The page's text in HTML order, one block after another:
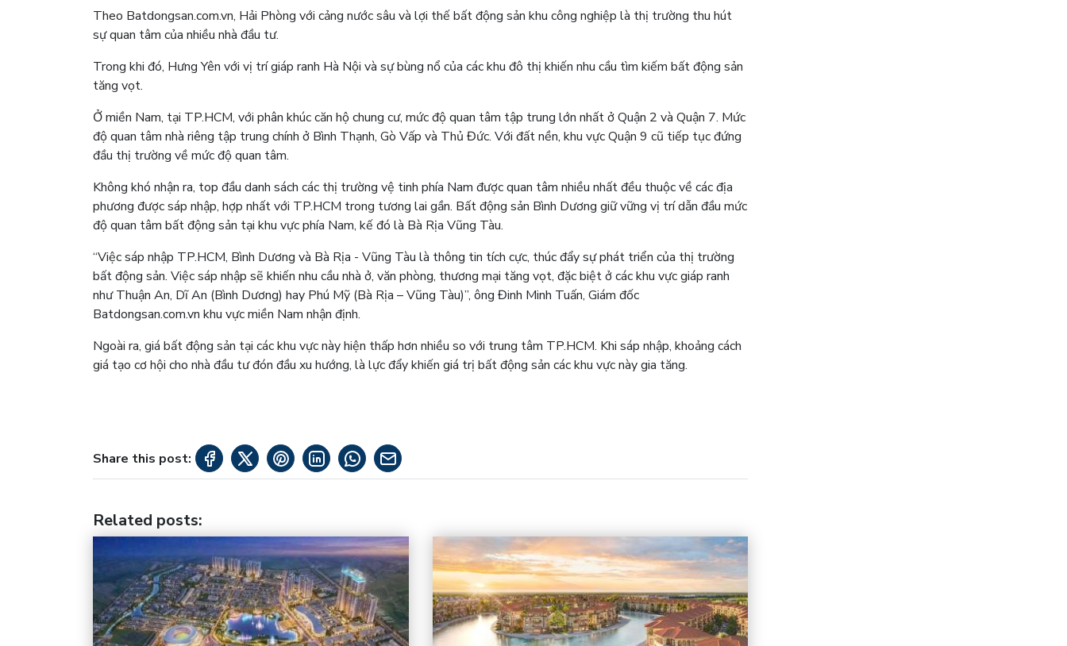
Theo Batdongsan.com.vn, Hải Phòng với cảng nước sâu và lợi thế bất động sản khu công nghiệp là thị trường thu hút
sự quan tâm của nhiều nhà đầu tư.
Trong khi đó, Hưng Yên với vị trí giáp ranh Hà Nội và sự bùng nổ của các khu đô thị khiến nhu cầu tìm kiếm bất động sản
tăng vọt.
Ở miền Nam, tại TP.HCM, với phân khúc căn hộ chung cư, mức độ quan tâm tập trung lớn nhất ở Quận 2 và Quận 7. Mức
độ quan tâm nhà riêng tập trung chính ở Bình Thạnh, Gò Vấp và Thủ Đức. Với đất nền, khu vực Quận 9 cũ tiếp tục đứng
đầu thị trường về mức độ quan tâm.
Không khó nhận ra, top đầu danh sách các thị trường vệ tinh phía Nam được quan tâm nhiều nhất đều thuộc về các địa
phương được sáp nhập, hợp nhất với TP.HCM trong tương lai gần. Bất động sản Bình Dương giữ vững vị trí dẫn đầu mức
độ quan tâm bất động sản tại khu vực phía Nam, kế đó là Bà Rịa Vũng Tàu.
“Việc sáp nhập TP.HCM, Bình Dương và Bà Rịa - Vũng Tàu là thông tin tích cực, thúc đẩy sự phát triển của thị trường
bất động sản. Việc sáp nhập sẽ khiến nhu cầu nhà ở, văn phòng, thương mại tăng vọt, đặc biệt ở các khu vực giáp ranh
như Thuận An, Dĩ An (Bình Dương) hay Phú Mỹ (Bà Rịa – Vũng Tàu)”, ông Đinh Minh Tuấn, Giám đốc
Batdongsan.com.vn khu vực miền Nam nhận định.
Ngoài ra, giá bất động sản tại các khu vực này hiện thấp hơn nhiều so với trung tâm TP.HCM. Khi sáp nhập, khoảng cách
giá tạo cơ hội cho nhà đầu tư đón đầu xu hướng, là lực đẩy khiến giá trị bất động sản các khu vực này gia tăng.
Share this post:
Related posts: